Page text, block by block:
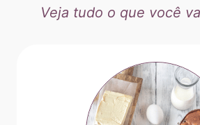
Veja tudo o que você